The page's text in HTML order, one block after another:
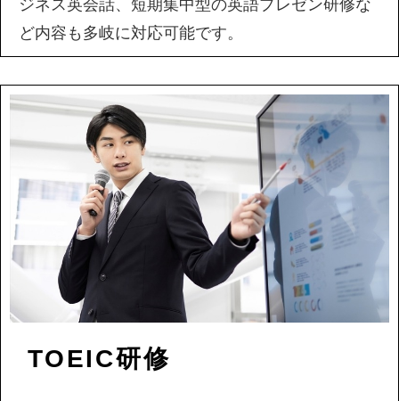
ジネス英会話、短期集中型の英語プレゼン研修な
ど内容も多岐に対応可能です。
TOEIC研修